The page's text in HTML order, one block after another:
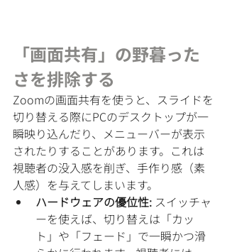
「画面共有」の野暮った
さを排除する
Zoomの画面共有を使うと、スライドを
切り替える際にPCのデスクトップが一
瞬映り込んだり、メニューバーが表示
されたりすることがあります。これは
視聴者の没入感を削ぎ、手作り感（素
人感）を与えてしまいます。
ハードウェアの優位性: スイッチャ
ーを使えば、切り替えは「カッ
ト」や「フェード」で一瞬かつ滑